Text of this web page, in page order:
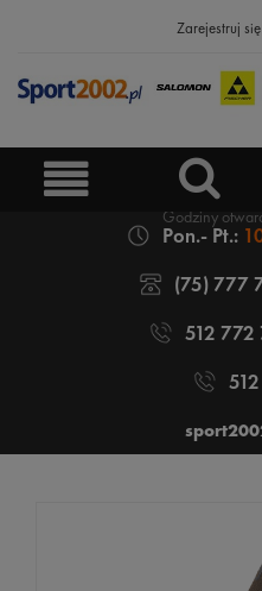
Zarejestruj się
Pon.- Pt.:
(75) 777
512 772